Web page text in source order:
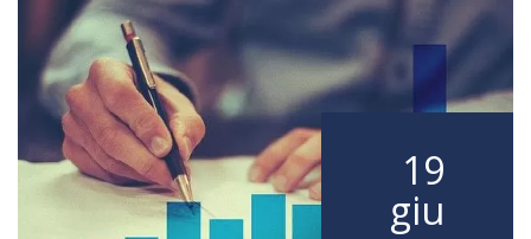
19
giu